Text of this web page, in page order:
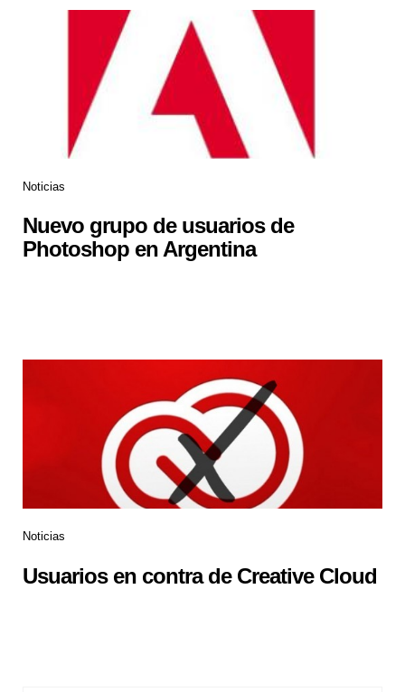
Noticias
Nuevo grupo de usuarios de
Photoshop en Argentina
Noticias
Usuarios en contra de Creative Cloud